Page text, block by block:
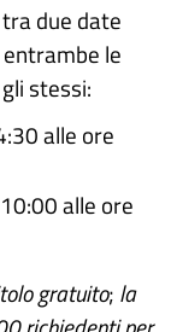
due date
le
stessi:
alle ore
alle ore
gratuito; la